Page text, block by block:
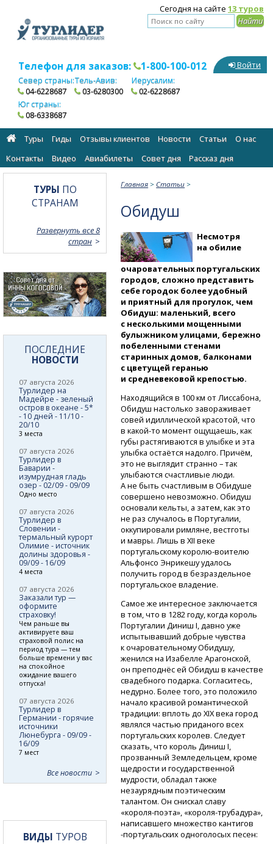
Сегодня на сайте 13 туров
Телефон для заказов: 1-800-100-012
Север страны:
04-6228687
Тель-Авив:
03-6280300
Иерусалим:
02-6228687
Юг страны:
08-6338687
Войти
Туры Гиды Отзывы клиентов Новости Статьи
О нас
Контакты
Видео Авиабилеты Cовет дня Рассказ дня
Главная > Статьи >
Обидуш
Несмотря
на обилие
очаровательных португальских
городов, сложно представить
себе городок более удобный
и приятный для прогулок, чем
Обидуш: маленький, всего
с несколькими мощенными
булыжником улицами, бережно
побеленными стенами
старинных домов, балконами
с цветущей геранью
и средневековой крепостью.
Находящийся в 100 км от Лиссабона,
Обидуш настолько завораживает
совей идиллической красотой, что
в какой-то момент ощущаешь, как
губы растягиваются в улыбке и эта
улыбка остаётся надолго. Причём,
это не выглядит странно – так
улыбаются счастливые люди.
А не быть счастливым в Обидуше
совершено невозможно. Обидуш
основали кельты, а затем, как это
не раз случалось в Португалии,
оккупировали римляне, вестготы
и мавры. Лишь в XII веке
португальскомукоролю-воителю
Альфонсо Энрикешу удалось
получить город в безраздельное
португальское владение.
Самое же интересное заключается
в том, что в 1282 году, когда король
Португалии Диниш I, давно уже
испытывавший добрые чувства
к очаровательному Обидушу,
женился на Изабелле Арагонской,
он преподнёс ей Обидуш в качестве
свадебного подарка. Согласитесь,
недурно. Более того, это положило
начало красивой романтической
традиции: вплоть до XIX века город
являлся частью приданого всех
португальских королев. Следует
сказать, что король Диниш I,
прозванный Земледельцем, кроме
щедрости и государственной
мудрости, обладал также
незаурядным поэтическим
талантом. Он снискал славу
«короля-поэта», «короля-трубадура»,
написавшего множество кантигов
-португальскиходноголосых песен:
ТУРЫ ПО
СТРАНАМ
Развернуть все 8
стран
ПОСЛЕДНИЕ
НОВОСТИ
07 августа 2026
Турлидер на
Мадейре - зеленый
остров в океане - 5*
- 10 дней - 11/10 -
20/10
3 места
07 августа 2026
Турлидер в
Баварии -
изумрудная гладь
озер - 02/09 - 09/09
Одно место
07 августа 2026
Турлидер в
Словении -
термальный курорт
Олимие - источник
долины здоровья -
09/09 - 16/09
4 места
07 августа 2026
Заказали тур —
оформите
страховку!
Чем раньше вы
активируете ваш
страховой полис на
период тура — тем
больше времени у вас
на спокойное
ожидание вашего
отпуска!
07 августа 2026
Турлидер в
Германии - горячие
источники
Люнебурга - 09/09 -
16/09
7 мест
Все новости
ВИДЫ ТУРОВ